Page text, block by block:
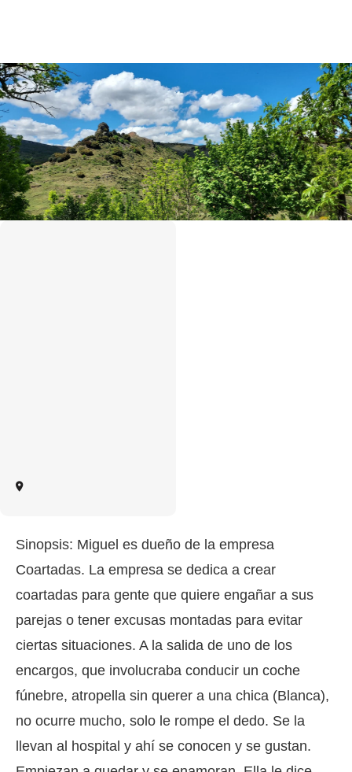
Sinopsis: Miguel es dueño de la empresa
Coartadas. La empresa se dedica a crear
coartadas para gente que quiere engañar a sus
parejas o tener excusas montadas para evitar
ciertas situaciones. A la salida de uno de los
encargos, que involucraba conducir un coche
fúnebre, atropella sin querer a una chica (Blanca),
no ocurre mucho, solo le rompe el dedo. Se la
llevan al hospital y ahí se conocen y se gustan.